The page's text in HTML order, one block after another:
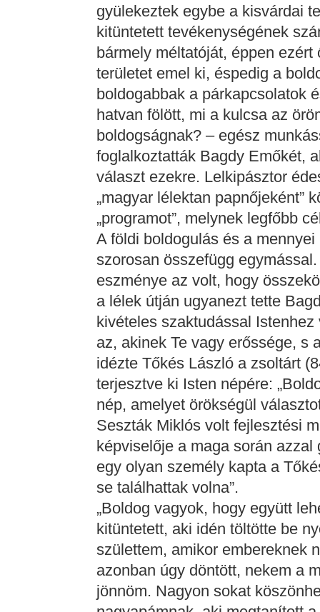
gyülekeztek egybe a kisvárdai
kitüntetett tevékenységének
bármely méltatóját, éppen
területet emel ki, éspedig a
boldogabbak a párkapcsolatok
hatvan fölött, mi a kulcsa az
boldogságnak? – egész
foglalkoztatták Bagdy Emőkét,
választ ezekre. Lelkipásztor
„magyar lélektan papnőjeként”
„programot”, melynek legfőbb
A földi boldogulás és a
szorosan összefügg
eszménye az volt, hogy
a lélek útján ugyanezt tette
kivételes szaktudással
az, akinek Te vagy erőssége, s
idézte Tőkés László a zsoltárt
terjesztve ki Isten népére:
nép, amelyet örökségül
Seszták Miklós volt fejlesztési
képviselője a maga során azzal
egy olyan személy kapta a
se találhattak volna”.
„Boldog vagyok, hogy együtt
kitüntetett, aki idén töltötte be
születtem, amikor embereknek
azonban úgy döntött, nekem a
jönnöm. Nagyon sokat